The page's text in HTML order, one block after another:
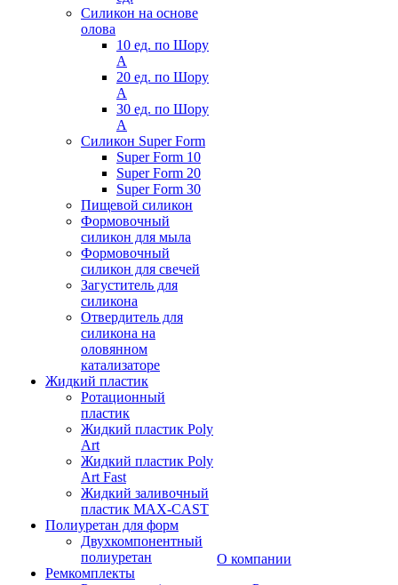
Силикон на основе
олова
10 ед. по Шору
А
20 ед. по Шору
А
30 ед. по Шору
А
Силикон Super Form
Super Form 10
Super Form 20
Super Form 30
Пищевой силикон
Формовочный
силикон для мыла
Формовочный
силикон для свечей
Загуститель для
силикона
Отвердитель для
силикона на
оловянном
катализаторе
Жидкий пластик
Ротационный
пластик
Жидкий пластик Poly
Art
Жидкий пластик Poly
Art Fast
Жидкий заливочный
пластик MAX-CAST
Полиуретан для форм
Двухкомпонентный
полиуретан
Ремкомплекты
О компании